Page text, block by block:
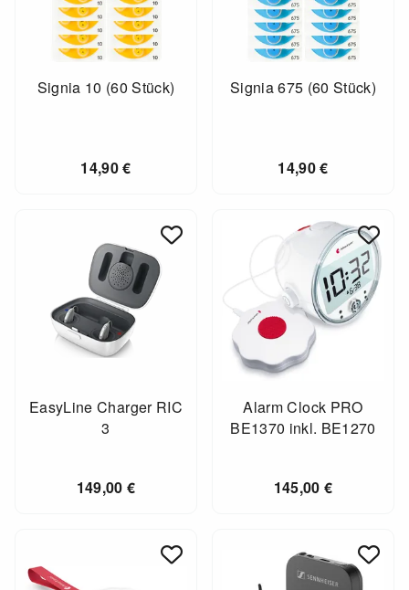
Signia 10 (60 Stück)
14,90€
Signia 675 (60 Stück)
14,90€
EasyLine Charger RIC
3
149,00€
Alarm Clock PRO
BE1370 inkl. BE1270
145,00€